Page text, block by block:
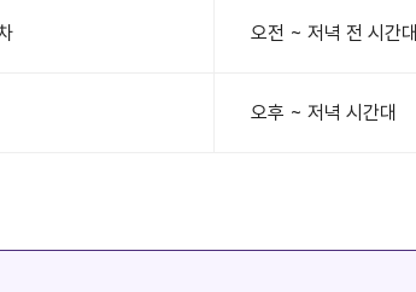
오전 ~ 저녁 전 시간대
오후 ~ 저녁 시간대